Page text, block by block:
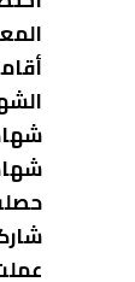
حصلت
عملت 30 حلقة من الرسوم